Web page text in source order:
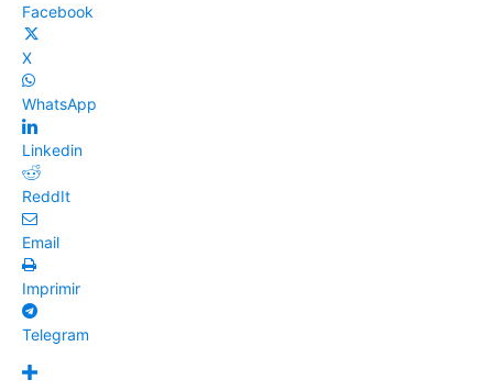
Facebook
X
WhatsApp
Linkedin
ReddIt
Email
Imprimir
Telegram